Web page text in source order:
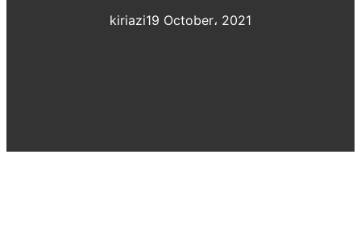
kiriazi19 October، 2021